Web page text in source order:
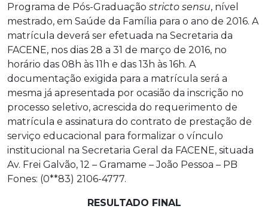
Programa de Pós-Graduação stricto sensu, nível
mestrado, em Saúde da Família para o ano de 2016. A
matrícula deverá ser efetuada na Secretaria da
FACENE, nos dias 28 a 31 de março de 2016, no
horário das 08h às 11h e das 13h às 16h. A
documentação exigida para a matrícula será a
mesma já apresentada por ocasião da inscrição no
processo seletivo, acrescida do requerimento de
matrícula e assinatura do contrato de prestação de
serviço educacional para formalizar o vínculo
institucional na Secretaria Geral da FACENE, situada
Av. Frei Galvão, 12 – Gramame – João Pessoa – PB
Fones: (0**83) 2106-4777.
RESULTADO FINAL